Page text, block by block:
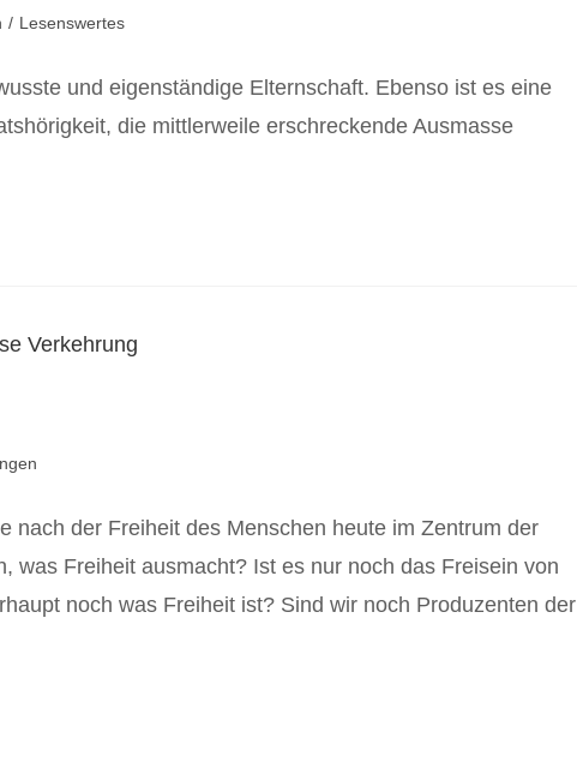
/ Lesenswertes
und eigenständige Elternschaft. Ebenso ist es eine
die mittlerweile erschreckende Ausmasse
nach der Freiheit des Menschen heute im Zentrum der
was Freiheit ausmacht? Ist es nur noch das Freisein von
noch was Freiheit ist? Sind wir noch Produzenten der